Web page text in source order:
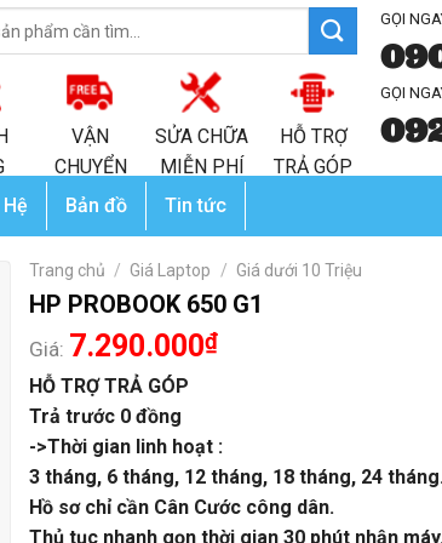
VẬN
CHUYỂN
SỬA CHỮA
MIỄN PHÍ
HỖ TRỢ
TRẢ GÓP
GỌI
GỌI
Bản đồ Tin tức
Trang chủ / Giá Laptop / Giá dưới 10 Triệu
HP PROBOOK 650 G1
Giá: 7.290.000₫
HỖ TRỢ TRẢ GÓP
Trả trước 0 đồng
->Thời gian linh hoạt :
3 tháng, 6 tháng, 12 tháng, 18 tháng, 24
Hồ sơ chỉ cần Cân Cước công dân.
Thủ tục nhanh gọn thời gian 30 phút nhận